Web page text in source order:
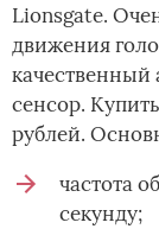
Lionsgate.
движения
качественный
сенсор.
рублей.
частота
секунду;